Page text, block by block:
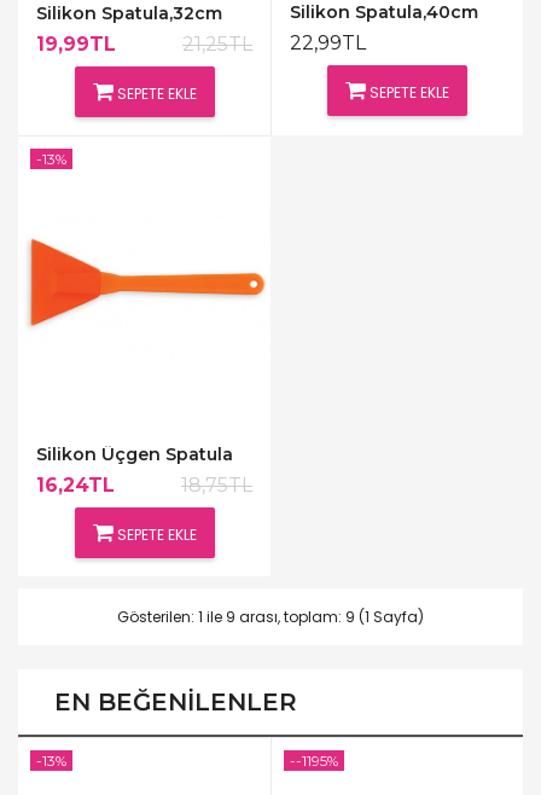
Silikon Spatula,32cm
19,99TL 21,25TL
SEPETE EKLE
Silikon Spatula,40cm
22,99TL
SEPETE EKLE
Silikon Üçgen Spatula
16,24TL 18,75TL
SEPETE EKLE
-13%
Gösterilen: 1 ile 9 arası, toplam: 9 (1 Sayfa)
EN BEĞENILENLER
-13% --1195%